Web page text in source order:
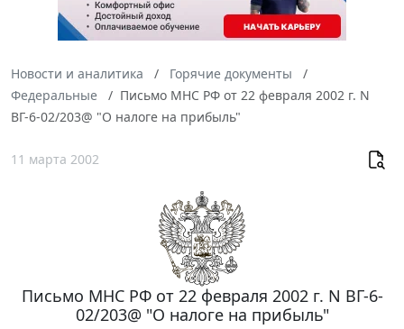
Новости и аналитика
Горячие документы
Федеральные
Письмо МНС РФ от 22 февраля 2002 г. N
ВГ-6-02/203@ "О налоге на прибыль"
11 марта 2002
Письмо МНС РФ от 22 февраля 2002 г. N ВГ-6-
02/203@ "О налоге на прибыль"